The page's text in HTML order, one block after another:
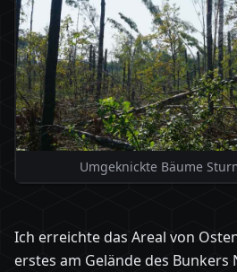
Umgeknickte Bäume
Ich erreichte das Areal von
erstes am Gelände des Bunkers